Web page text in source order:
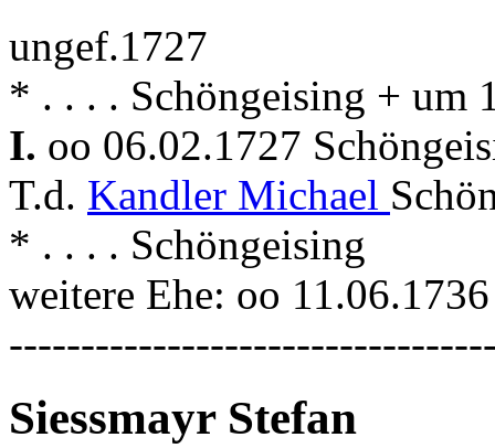
ungef.1727
* . . . . Schöngeising + um
I. oo 06.02.1727
T.d. Kandler Michael
* . . . . Schöngeising
weitere Ehe: oo
Siessmayr Stefan